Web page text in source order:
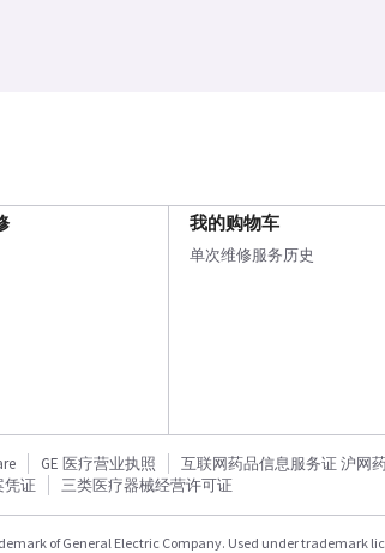
我的购物车
单次维修服务历史
GE 医疗营业执照
互联网药品信息服务证 沪网
凭证
三类医疗器械经营许可证
of General Electric Company. Used under trademark